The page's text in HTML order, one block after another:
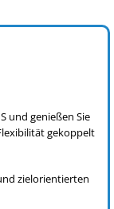
und genießen Sie
gekoppelt
zielorientierten